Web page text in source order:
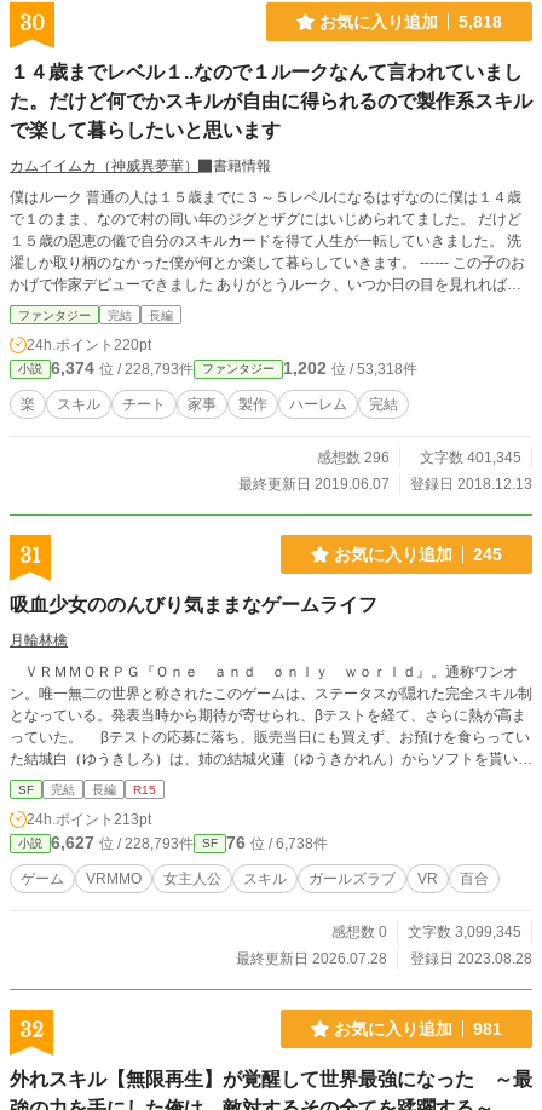
間を要しないし、追放された後は現代的な暮らしをしているという実にご都合主
義です。 短い話という理由で色々深く考えた話ではないからツッコミどころ満
載です。
30 お気に入り追加 5,818
１４歳までレベル１..なので１ルークなんて言われていまし
た。だけど何でかスキルが自由に得られるので製作系スキル
で楽して暮らしたいと思います
カムイイムカ（神威異夢華）
書籍情報
僕はルーク 普通の人は１５歳までに３～５レベルになるはずなのに僕は１４歳
で１のまま、なので村の同い年のジグとザグにはいじめられてました。 だけど
１５歳の恩恵の儀で自分のスキルカードを得て人生が一転していきました。 洗
濯しか取り柄のなかった僕が何とか楽して暮らしていきます。 ------ この子のお
かげで作家デビューできました ありがとうルーク、いつか日の目を見れればい
いのですが
ファンタジー 完結 長編
24h.ポイント 220pt
小説 6,374 位 / 228,793件 ファンタジー 1,202 位 / 53,318件
楽 スキル チート 家事 製作 ハーレム 完結
感想数 296
文字数 401,345
最終更新日 2019.06.07
登録日 2018.12.13
31 お気に入り追加 245
吸血少女ののんびり気ままなゲームライフ
月輪林檎
ＶＲＭＭＯＲＰＧ『Ｏｎｅ ａｎｄ ｏｎｌｙ ｗｏｒｌｄ』。通称ワンオ
ン。唯一無二の世界と称されたこのゲームは、ステータスが隠れた完全スキル制
となっている。発表当時から期待が寄せられ、βテストを経て、さらに熱が高ま
っていた。 βテストの応募に落ち、販売当日にも買えず、お預けを食らってい
た結城白（ゆうきしろ）は、姉の結城火蓮（ゆうきかれん）からソフトを貰い、
一ヶ月遅れでログインした。ハクと名付けたアバターを設定し、初期武器を剣に
して、ランダムで一つ貰えるスキルを楽しみにしていた。 そんなハクが手に
入れたのは、不人気スキルの【吸血】だった。有用な一面もあるが、通常のプレ
イヤーには我慢出来なかったデメリットがあった。だが、ハクは、そのデメリッ
トを受け止めた上で、このスキルを使う事を選ぶ。 吸血少女が織りなすのん
びり気ままなＶＲＭＭＯライフ。
SF 完結 長編 R15
24h.ポイント 213pt
小説 6,627 位 / 228,793件 SF 76 位 / 6,738件
ゲーム VRMMO 女主人公 スキル ガールズラブ VR 百合
感想数 0
文字数 3,099,345
最終更新日 2026.07.28
登録日 2023.08.28
32 お気に入り追加 981
外れスキル【無限再生】が覚醒して世界最強になった ～最